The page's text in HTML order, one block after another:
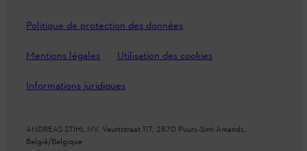
Politique de protection des données
Mentions légales Utilisation des cookies
Informations juridiques
ANDREAS STIHL NV, Veurtstraat 117, 2870 Puurs-Sint-Amands,
België/Belgique